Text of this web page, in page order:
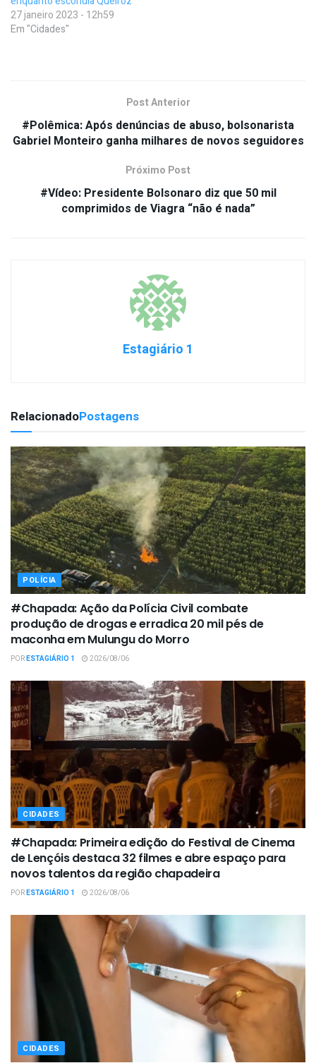
27 janeiro 2023 - 12h59
Em "Cidades"
Post Anterior
#Polêmica: Após denúncias de abuso, bolsonarista
Gabriel Monteiro ganha milhares de novos seguidores
Próximo Post
#Vídeo: Presidente Bolsonaro diz que 50 mil
comprimidos de Viagra “não é nada”
Estagiário 1
RelacionadoPostagens
POLÍCIA
#Chapada: Ação da Polícia Civil combate
produção de drogas e erradica 20 mil pés de
maconha em Mulungu do Morro
PORESTAGIÁRIO 1 2026/08/06
CIDADES
#Chapada: Primeira edição do Festival de Cinema
de Lençóis destaca 32 filmes e abre espaço para
novos talentos da região chapadeira
PORESTAGIÁRIO 1 2026/08/06
CIDADES